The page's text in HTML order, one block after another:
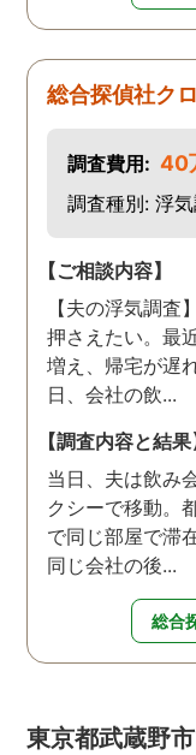
総合探偵社ク
調査費用: 40
調査種別: 浮
【ご相談内容】
【夫の浮気調
押さえたい。最
増え、帰宅が遅
日、会社の飲...
【調査内容と結果
当日、夫は飲み
クシーで移動。
で同じ部屋で滞
同じ会社の後...
総合
東京都武蔵野